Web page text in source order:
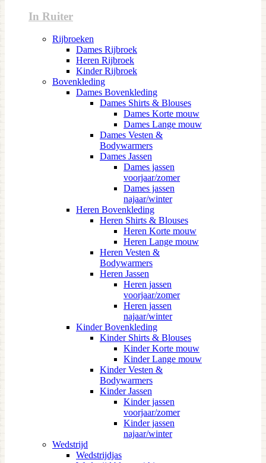
In Ruiter
Rijbroeken
Dames Rijbroek
Heren Rijbroek
Kinder Rijbroek
Bovenkleding
Dames Bovenkleding
Dames Shirts & Blouses
Dames Korte mouw
Dames Lange mouw
Dames Vesten &
Bodywarmers
Dames Jassen
Dames jassen
voorjaar/zomer
Dames jassen
najaar/winter
Heren Bovenkleding
Heren Shirts & Blouses
Heren Korte mouw
Heren Lange mouw
Heren Vesten &
Bodywarmers
Heren Jassen
Heren jassen
voorjaar/zomer
Heren jassen
najaar/winter
Kinder Bovenkleding
Kinder Shirts & Blouses
Kinder Korte mouw
Kinder Lange mouw
Kinder Vesten &
Bodywarmers
Kinder Jassen
Kinder jassen
voorjaar/zomer
Kinder jassen
najaar/winter
Wedstrijd
Wedstrijdjas